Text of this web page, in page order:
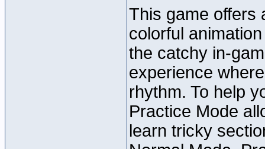
This game offers
colorful
the catchy in-
experience
rhythm. To help
Practice Mode
learn tricky